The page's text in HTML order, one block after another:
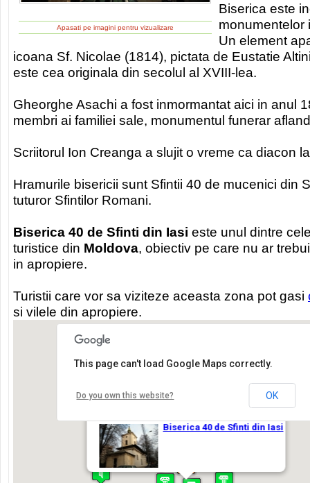
Apasati pe imagini pentru vizualizare
Biserica este
monumentelor
Un element
icoana Sf. Nicolae (1814), pictata de Eustatie
este cea originala din secolul al XVIII-lea.
Gheorghe Asachi a fost inmormantat aici in anul
membri ai familiei sale, monumentul funerar
Scriitorul Ion Creanga a slujit o vreme ca diacon
Hramurile bisericii sunt Sfintii 40 de mucenici din
tuturor Sfintilor Romani.
Biserica 40 de Sfinti din Iasi este unul dintre
turistice din Moldova, obiectiv pe care nu ar
in apropiere.
Turistii care vor sa viziteze aceasta zona pot gasi
si vilele din apropiere.